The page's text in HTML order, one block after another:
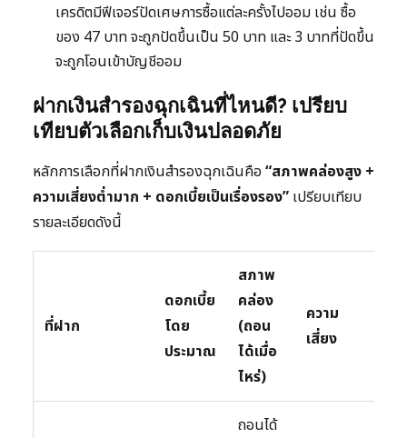
เครดิตมีฟีเจอร์ปัดเศษการซื้อแต่ละครั้งไปออม เช่น ซื้อ
ของ 47 บาท จะถูกปัดขึ้นเป็น 50 บาท และ 3 บาทที่ปัดขึ้น
จะถูกโอนเข้าบัญชีออม
ฝากเงินสำรองฉุกเฉินที่ไหนดี? เปรียบ
เทียบตัวเลือกเก็บเงินปลอดภัย
หลักการเลือกที่ฝากเงินสำรองฉุกเฉินคือ “สภาพคล่องสูง +
ความเสี่ยงต่ำมาก + ดอกเบี้ยเป็นเรื่องรอง” เปรียบเทียบ
รายละเอียดดังนี้
ที่ฝาก
ดอกเบี้ย
โดย
ประมาณ
สภาพ
คล่อง
(ถอน
ได้เมื่อ
ไหร่)
ความ
เสี่ยง
ถอนได้